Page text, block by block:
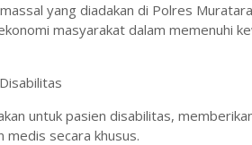
yang diadakan di Polres
masyarakat dalam memenuhi
untuk pasien disabilitas,
secara khusus.